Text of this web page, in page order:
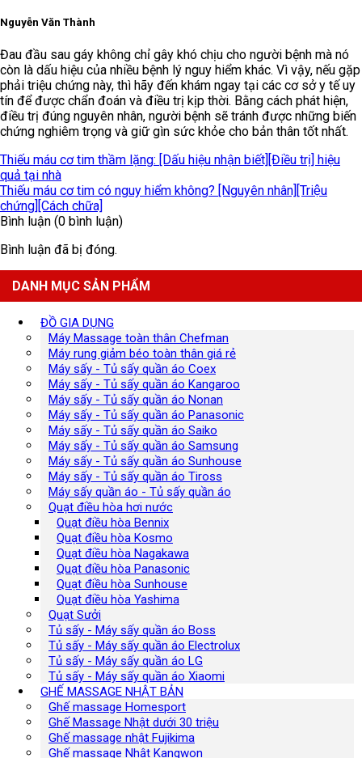
Nguyễn Văn Thành
Đau đầu sau gáy không chỉ gây khó chịu cho người bệnh mà nó
còn là dấu hiệu của nhiều bệnh lý nguy hiểm khác. Vì vậy, nếu gặp
phải triệu chứng này, thì hãy đến khám ngay tại các cơ sở y tế uy
tín để được chẩn đoán và điều trị kịp thời. Bằng cách phát hiện,
điều trị đúng nguyên nhân, người bệnh sẽ tránh được những biến
chứng nghiêm trọng và giữ gìn sức khỏe cho bản thân tốt nhất.
Thiếu máu cơ tim thầm lặng: [Dấu hiệu nhận biết][Điều trị] hiệu
quả tại nhà
Thiếu máu cơ tim có nguy hiểm không? [Nguyên nhân][Triệu
chứng][Cách chữa]
Bình luận (0 bình luận)
Bình luận đã bị đóng.
DANH MỤC SẢN PHẨM
ĐỒ GIA DỤNG
Máy Massage toàn thân Chefman
Máy rung giảm béo toàn thân giá rẻ
Máy sấy - Tủ sấy quần áo Coex
Máy sấy - Tủ sấy quần áo Kangaroo
Máy sấy - Tủ sấy quần áo Nonan
Máy sấy - Tủ sấy quần áo Panasonic
Máy sấy - Tủ sấy quần áo Saiko
Máy sấy - Tủ sấy quần áo Samsung
Máy sấy - Tủ sấy quần áo Sunhouse
Máy sấy - Tủ sấy quần áo Tiross
Máy sấy quần áo - Tủ sấy quần áo
Quạt điều hòa hơi nước
Quạt điều hòa Bennix
Quạt điều hòa Kosmo
Quạt điều hòa Nagakawa
Quạt điều hòa Panasonic
Quạt điều hòa Sunhouse
Quạt điều hòa Yashima
Quạt Sưởi
Tủ sấy - Máy sấy quần áo Boss
Tủ sấy - Máy sấy quần áo Electrolux
Tủ sấy - Máy sấy quần áo LG
Tủ sấy - Máy sấy quần áo Xiaomi
GHẾ MASSAGE NHẬT BẢN
Ghế massage Homesport
Ghế Massage Nhật dưới 30 triệu
Ghế massage nhật Fujikima
Ghế massage Nhật Kangwon